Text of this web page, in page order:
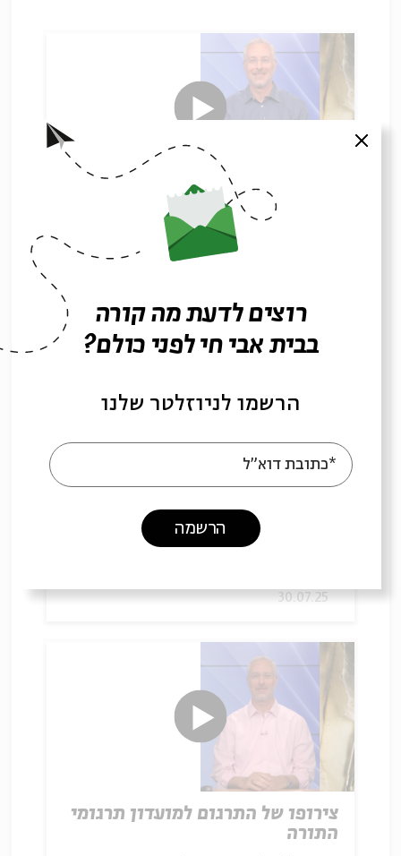
זמנו ומקומו של התרגום
ד"ר ליאור גוטליב
האיסלאם בתרגום
ד"ר ליאור גוטליב
30.07.25
צירופו של התרגום למועדון תרגומי
התורה
סגור
רוצים לדעת מה קורה
בבית אבי חי לפני כולם?
הרשמו לניוזלטר שלנו
*כתובת דוא"ל
הרשמה